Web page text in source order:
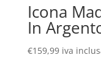
Icona
In
€159,99 iva